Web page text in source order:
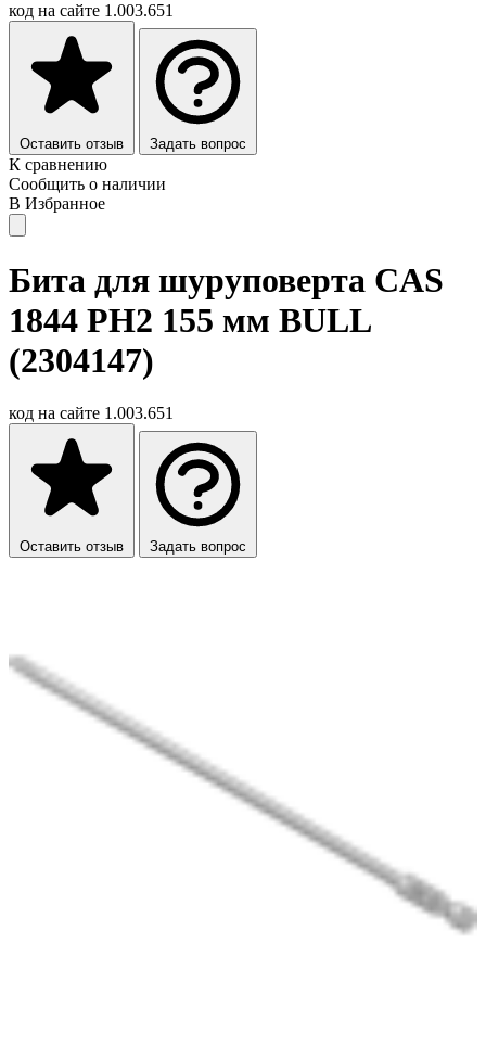
код на сайте 1.003.651
Оставить отзыв Задать вопрос
К сравнению
Сообщить о наличии
В Избранное
Бита для шуруповерта CAS
1844 PH2 155 мм BULL
(2304147)
код на сайте 1.003.651
Оставить отзыв Задать вопрос